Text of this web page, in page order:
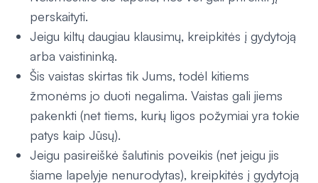
perskaityti.
Jeigu kiltų daugiau klausimų, kreipkitės į gydytoją
arba vaistininką.
Šis vaistas skirtas tik Jums, todėl kitiems
žmonėms jo duoti negalima. Vaistas gali jiems
pakenkti (net tiems, kurių ligos požymiai yra tokie
patys kaip Jūsų).
Jeigu pasireiškė šalutinis poveikis (net jeigu jis
šiame lapelyje nenurodytas), kreipkitės į gydytoją